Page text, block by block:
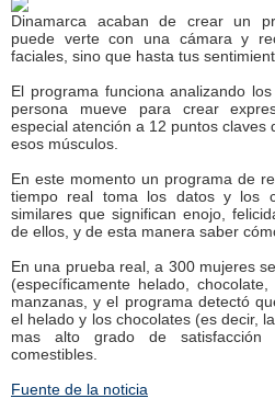
Dinamarca acaban de crear un
puede verte con una cámara y
faciales, sino que hasta tus
El programa funciona analizando
persona mueve para crear
especial atención a 12 puntos
esos músculos.
En este momento un programa de
tiempo real toma los datos y los
similares que significan enojo,
de ellos, y de esta manera saber
En una prueba real, a 300 mujeres
(específicamente helado,
manzanas, y el programa detectó
el helado y los chocolates (es decir,
mas alto grado de
comestibles.
Fuente de la noticia